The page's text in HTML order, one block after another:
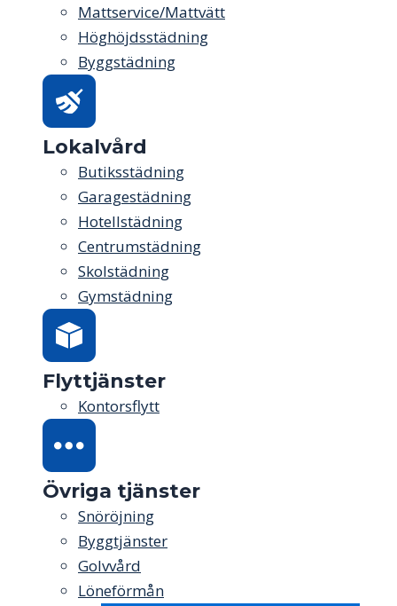
Mattservice/Mattvätt
Höghöjdsstädning
Byggstädning
Lokalvård
Butiksstädning
Garagestädning
Hotellstädning
Centrumstädning
Skolstädning
Gymstädning
Flyttjänster
Kontorsflytt
Övriga tjänster
Snöröjning
Byggtjänster
Golvvård
Löneförmån